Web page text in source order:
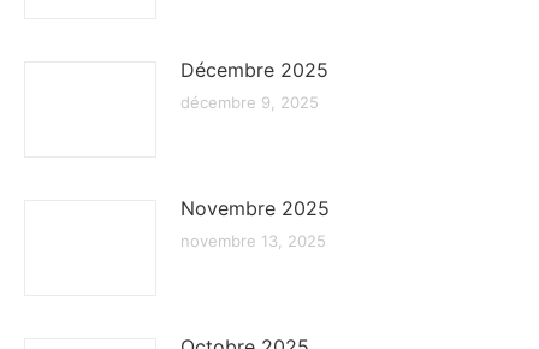
Décembre 2025
décembre 9, 2025
Novembre 2025
novembre 13, 2025